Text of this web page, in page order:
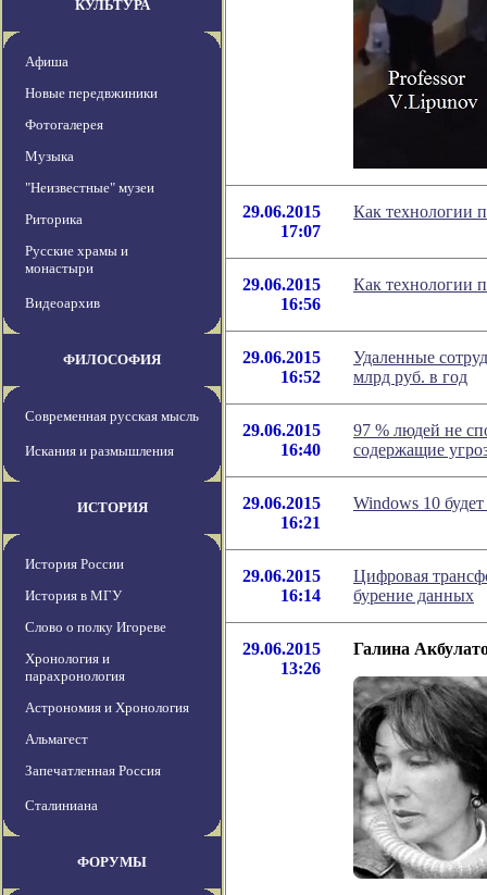
КУЛЬТУРА
Афиша
Новые передвжиники
Фотогалерея
Музыка
"Неизвестные" музеи
Риторика
Русские храмы и
монастыри
Видеоархив
ФИЛОСОФИЯ
Современная русская мысль
Искания и размышления
ИСТОРИЯ
История России
История в МГУ
Слово о полку Игореве
Хронология и
парахронология
Астрономия и Хронология
Альмагест
Запечатленная Россия
Сталиниана
ФОРУМЫ
29.06.2015
17:07
Как технологии
29.06.2015
16:56
Как технологии
29.06.2015
16:52
Удаленные
млрд руб. в год
29.06.2015
16:40
97 % людей не
содержащие
29.06.2015
16:21
Windows 10
29.06.2015
16:14
Цифровая
бурение данных
29.06.2015
13:26
Галина